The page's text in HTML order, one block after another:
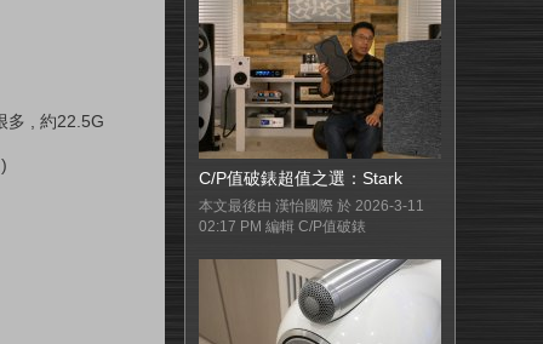
多 , 約22.5G
C/P值破錶超值之選：Stark
本文最後由 漢怡國際 於 2026-3-11
02:17 PM 編輯 C/P值破錶